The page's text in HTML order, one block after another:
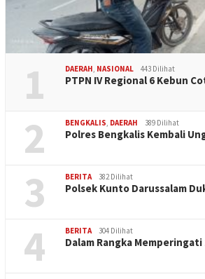
1 DAERAH, NASIONAL 443 Dilihat
PTPN IV Regional 6 Kebun
2 BENGKALIS, DAERAH 389 Dilihat
Polres Bengkalis Kembali
3 BERITA 382 Dilihat
Polsek Kunto Darussalam
4 BERITA 304 Dilihat
Dalam Rangka